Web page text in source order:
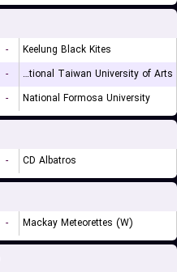
-
Keelung Black Kites
-
National Taiwan University of Arts
- National Formosa University
- CD Albatros
- Mackay Meteorettes (W)